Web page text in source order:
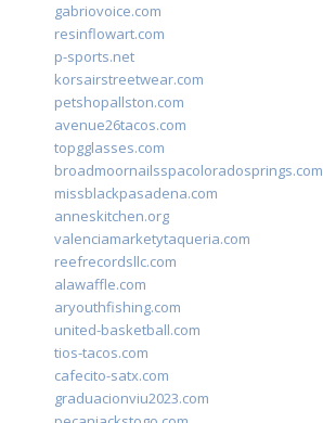
gabriovoice.com
resinflowart.com
p-sports.net
korsairstreetwear.com
petshopallston.com
avenue26tacos.com
topgglasses.com
broadmoornailsspacoloradosprings.com
missblackpasadena.com
anneskitchen.org
valenciamarketytaqueria.com
reefrecordsllc.com
alawaffle.com
aryouthfishing.com
united-basketball.com
tios-tacos.com
cafecito-satx.com
graduacionviu2023.com